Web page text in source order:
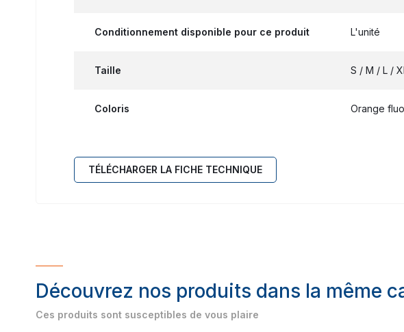
Conditionnement disponible pour ce produit L'unité
Taille S / M / L /
Coloris Orange
TÉLÉCHARGER LA FICHE TECHNIQUE
Découvrez nos produits dans la même
Ces produits sont susceptibles de vous plaire